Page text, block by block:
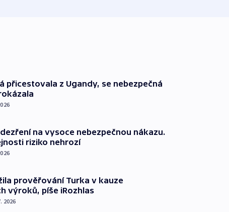
přicestovala z Ugandy, se nebezpečná
na vysoce nebezpečnou nákazu.
riziko nehrozí
prověřování Turka v kauze
výroků, píše iRozhlas
2026